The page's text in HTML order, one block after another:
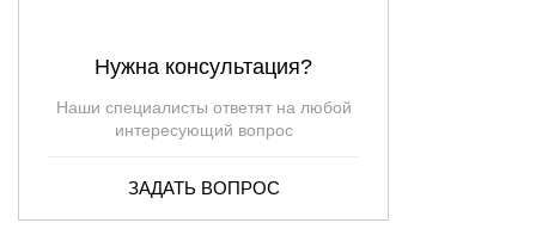
Нужна консультация?
Наши специалисты ответят на любой
интересующий вопрос
ЗАДАТЬ ВОПРОС